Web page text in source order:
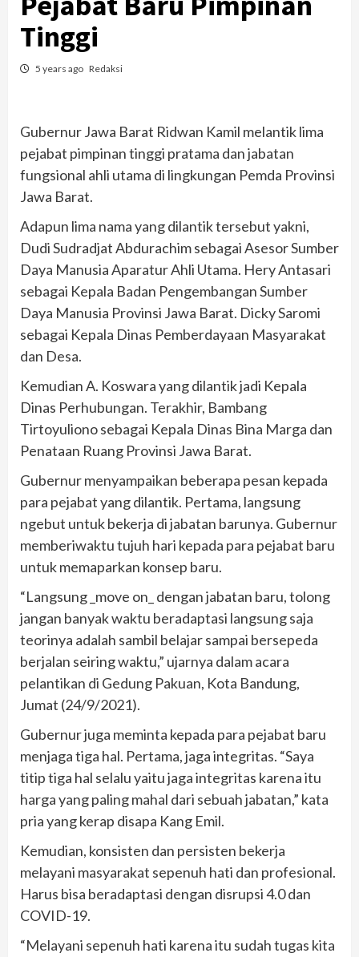
Tinggi
5 years ago Redaksi
Gubernur Jawa Barat Ridwan Kamil melantik lima
pejabat pimpinan tinggi pratama dan jabatan
fungsional ahli utama di lingkungan Pemda Provinsi
Jawa Barat.
Adapun lima nama yang dilantik tersebut yakni,
Dudi Sudradjat Abdurachim sebagai Asesor Sumber
Daya Manusia Aparatur Ahli Utama. Hery Antasari
sebagai Kepala Badan Pengembangan Sumber
Daya Manusia Provinsi Jawa Barat. Dicky Saromi
sebagai Kepala Dinas Pemberdayaan Masyarakat
dan Desa.
Kemudian A. Koswara yang dilantik jadi Kepala
Dinas Perhubungan. Terakhir, Bambang
Tirtoyuliono sebagai Kepala Dinas Bina Marga dan
Penataan Ruang Provinsi Jawa Barat.
Gubernur menyampaikan beberapa pesan kepada
para pejabat yang dilantik. Pertama, langsung
ngebut untuk bekerja di jabatan barunya. Gubernur
memberiwaktu tujuh hari kepada para pejabat baru
untuk memaparkan konsep baru.
“Langsung _move on_ dengan jabatan baru, tolong
jangan banyak waktu beradaptasi langsung saja
teorinya adalah sambil belajar sampai bersepeda
berjalan seiring waktu,” ujarnya dalam acara
pelantikan di Gedung Pakuan, Kota Bandung,
Jumat (24/9/2021).
Gubernur juga meminta kepada para pejabat baru
menjaga tiga hal. Pertama, jaga integritas. “Saya
titip tiga hal selalu yaitu jaga integritas karena itu
harga yang paling mahal dari sebuah jabatan,” kata
pria yang kerap disapa Kang Emil.
Kemudian, konsisten dan persisten bekerja
melayani masyarakat sepenuh hati dan profesional.
Harus bisa beradaptasi dengan disrupsi 4.0 dan
COVID-19.
“Melayani sepenuh hati karena itu sudah tugas kita